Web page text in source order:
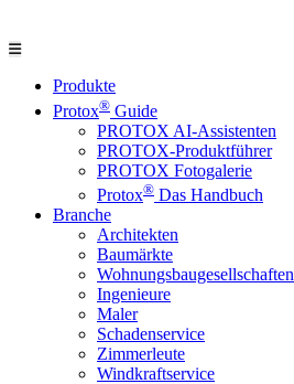
Produkte
Protox® Guide
PROTOX AI-Assistenten
PROTOX-Produktführer
PROTOX Fotogalerie
Protox® Das Handbuch
Branche
Architekten
Baumärkte
Wohnungsbaugesellschaften
Ingenieure
Maler
Schadenservice
Zimmerleute
Windkraftservice